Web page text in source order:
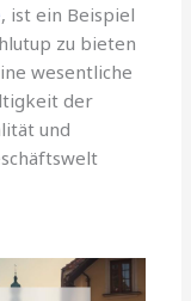
, ist ein Beispiel
zu bieten
wesentliche
der
und